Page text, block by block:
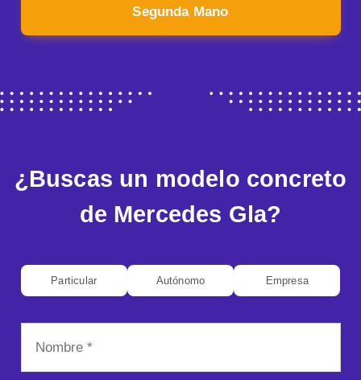
Segunda Mano
¿Buscas un modelo concreto
de Mercedes Gla?
Particular Autónomo Empresa